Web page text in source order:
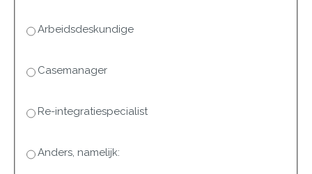
Arbeidsdeskundige
Casemanager
Re-integratiespecialist
Anders, namelijk: